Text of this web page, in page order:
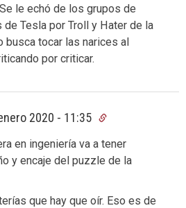
le echó de los grupos de
Tesla por Troll y Hater de la
busca tocar las narices al
por criticar.
2020 - 11:35
en ingeniería va a tener
y encaje del puzzle de la
que hay que oír. Eso es de